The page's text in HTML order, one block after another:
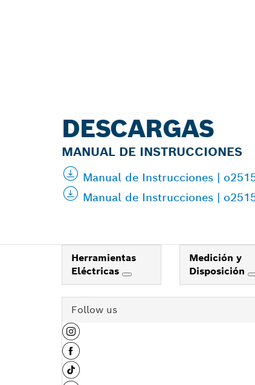
DESCARGAS
MANUAL DE INSTRUCCIONES
Manual de Instrucciones |
Manual de Instrucciones |
Herramientas
Eléctricas
Medición y
Disposición
Follow us